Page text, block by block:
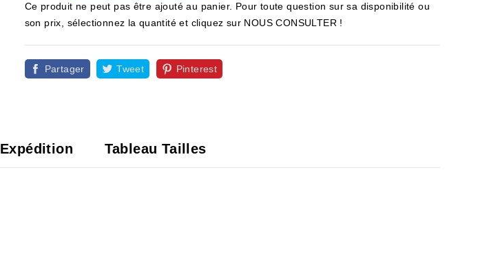
Ce produit ne peut pas être ajouté au panier. Pour toute question sur sa disponibilité ou
son prix, sélectionnez la quantité et cliquez sur NOUS CONSULTER !
Partager Tweet Pinterest
Expédition Tableau Tailles